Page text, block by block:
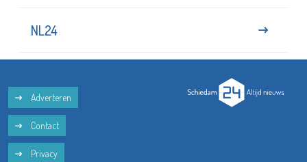
NL24
Adverteren
Contact
Privacy